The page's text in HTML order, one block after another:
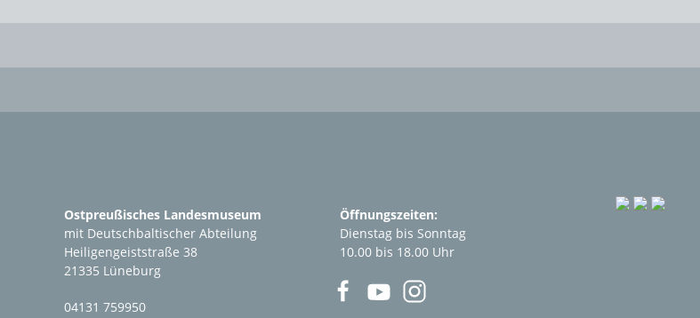
Ostpreußisches Landesmuseum
mit Deutschbaltischer Abteilung
Heiligengeiststraße 38
21335 Lüneburg
04131 759950
Öffnungszeiten:
Dienstag bis Sonntag
10.00 bis 18.00 Uhr